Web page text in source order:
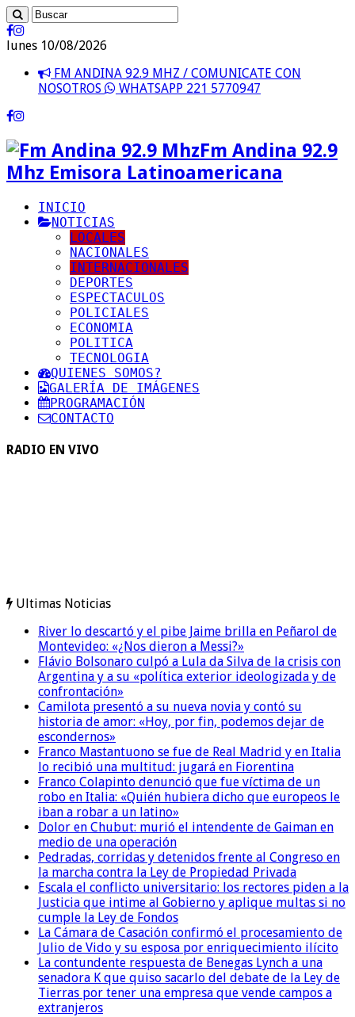
lunes 10/08/2026
FM ANDINA 92.9 MHZ / COMUNICATE CON
NOSOTROS
WHATSAPP 221 5770947
Fm Andina 92.9
Mhz Emisora Latinoamericana
INICIO
NOTICIAS
LOCALES
NACIONALES
INTERNACIONALES
DEPORTES
ESPECTACULOS
POLICIALES
ECONOMIA
POLITICA
TECNOLOGIA
QUIENES SOMOS?
GALERÍA DE IMÁGENES
PROGRAMACIÓN
CONTACTO
RADIO EN VIVO
Ultimas Noticias
River lo descartó y el pibe Jaime brilla en Peñarol de
Montevideo: «¿Nos dieron a Messi?»
Flávio Bolsonaro culpó a Lula da Silva de la crisis con
Argentina y a su «política exterior ideologizada y de
confrontación»
Camilota presentó a su nueva novia y contó su
historia de amor: «Hoy, por fin, podemos dejar de
escondernos»
Franco Mastantuono se fue de Real Madrid y en Italia
lo recibió una multitud: jugará en Fiorentina
Franco Colapinto denunció que fue víctima de un
robo en Italia: «Quién hubiera dicho que europeos le
iban a robar a un latino»
Dolor en Chubut: murió el intendente de Gaiman en
medio de una operación
Pedradas, corridas y detenidos frente al Congreso en
la marcha contra la Ley de Propiedad Privada
Escala el conflicto universitario: los rectores piden a la
Justicia que intime al Gobierno y aplique multas si no
cumple la Ley de Fondos
La Cámara de Casación confirmó el procesamiento de
Julio de Vido y su esposa por enriquecimiento ilícito
La contundente respuesta de Benegas Lynch a una
senadora K que quiso sacarlo del debate de la Ley de
Tierras por tener una empresa que vende campos a
extranjeros